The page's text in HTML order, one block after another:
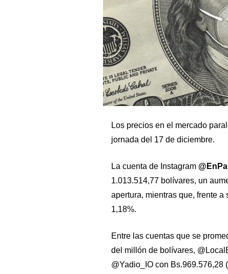
Los precios en el mercado
jornada del 17 de diciembre.
La cuenta de Instagram
1.013.514,77 bolívares, un
apertura, mientras que, frente
1,18%.
Entre las cuentas que se
del millón de bolívares,
@Yadio_IO con Bs.969.576,28